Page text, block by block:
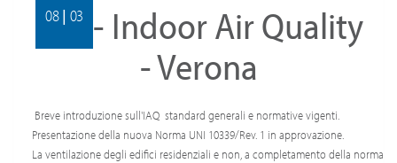
08 | 03
IAQ - Indoor Air Quality
- Verona
Breve introduzione sull'IAQ standard generali e normative vigenti.
Presentazione della nuova Norma UNI 10339/Rev. 1 in approvazione.
La ventilazione degli edifici residenziali e non, a completamento della norma